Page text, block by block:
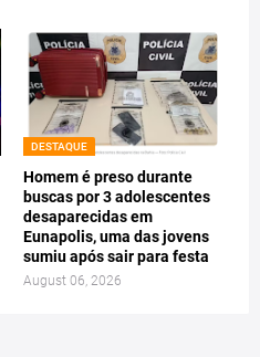
DESTAQUE
Homem é preso durante
buscas por 3 adolescentes
desaparecidas em
Eunapolis, uma das jovens
sumiu após sair para festa
August 06, 2026